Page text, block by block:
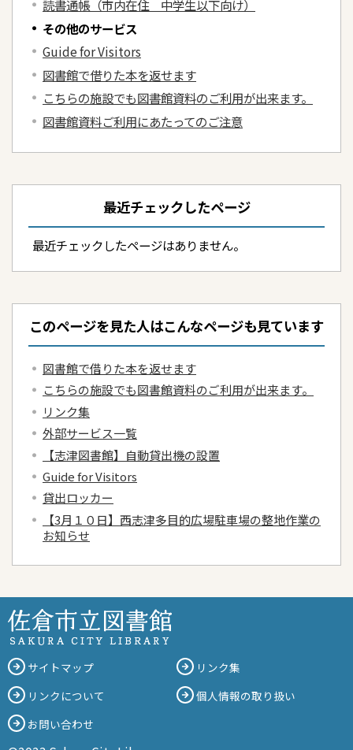
読書通帳（市内在住 中学生以下向け）
その他のサービス
Guide for Visitors
図書館で借りた本を返せます
こちらの施設でも図書館資料のご利用が出来ます。
図書館資料ご利用にあたってのご注意
最近チェックしたページ
最近チェックしたページはありません。
このページを見た人はこんなページも見ています
図書館で借りた本を返せます
こちらの施設でも図書館資料のご利用が出来ます。
リンク集
外部サービス一覧
【志津図書館】自動貸出機の設置
Guide for Visitors
貸出ロッカー
【3月１０日】西志津多目的広場駐車場の整地作業の
お知らせ
サイトマップ
リンク集
リンクについて
個人情報の取り扱い
お問い合わせ